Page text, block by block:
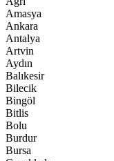
Amasya
Ankara
Antalya
Artvin
Aydın
Balıkesir
Bilecik
Bingöl
Bitlis
Bolu
Burdur
Bursa